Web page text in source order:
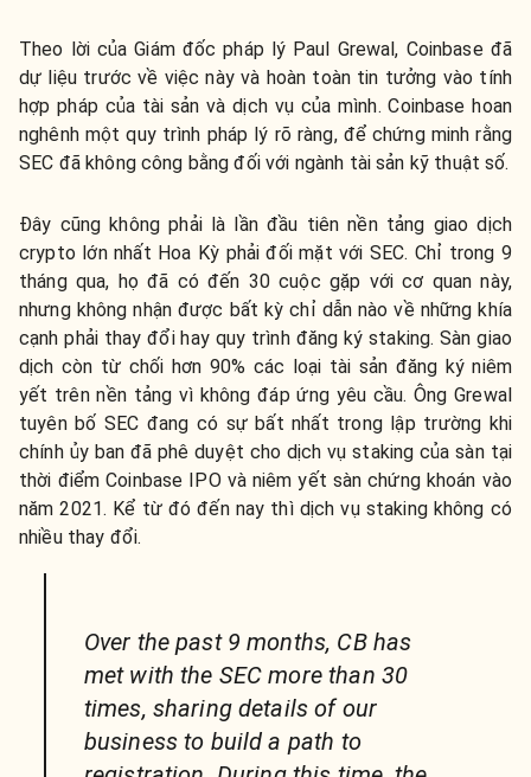
Theo lời của Giám đốc pháp lý Paul Grewal, Coinbase đã
dự liệu trước về việc này và hoàn toàn tin tưởng vào tính
hợp pháp của tài sản và dịch vụ của mình. Coinbase hoan
nghênh một quy trình pháp lý rõ ràng, để chứng minh rằng
SEC đã không công bằng đối với ngành tài sản kỹ thuật số.
Đây cũng không phải là lần đầu tiên nền tảng giao dịch
crypto lớn nhất Hoa Kỳ phải đối mặt với SEC. Chỉ trong 9
tháng qua, họ đã có đến 30 cuộc gặp với cơ quan này,
nhưng không nhận được bất kỳ chỉ dẫn nào về những khía
cạnh phải thay đổi hay quy trình đăng ký staking. Sàn giao
dịch còn từ chối hơn 90% các loại tài sản đăng ký niêm
yết trên nền tảng vì không đáp ứng yêu cầu. Ông Grewal
tuyên bố SEC đang có sự bất nhất trong lập trường khi
chính ủy ban đã phê duyệt cho dịch vụ staking của sàn tại
thời điểm Coinbase IPO và niêm yết sàn chứng khoán vào
năm 2021. Kể từ đó đến nay thì dịch vụ staking không có
nhiều thay đổi.
Over the past 9 months, CB has
met with the SEC more than 30
times, sharing details of our
business to build a path to